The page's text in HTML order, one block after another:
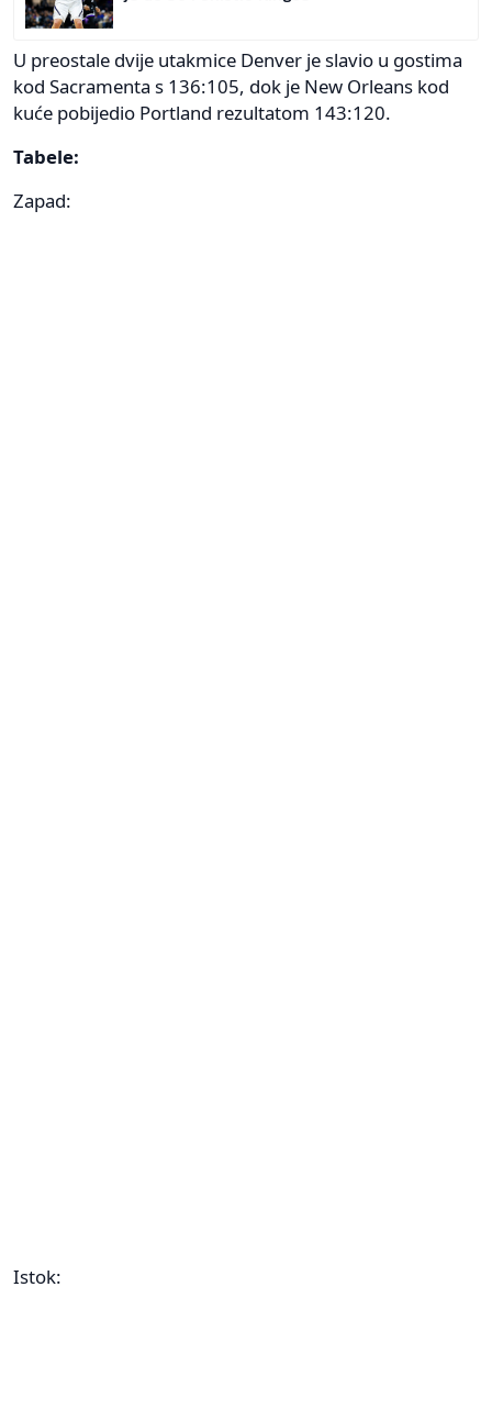
U preostale dvije utakmice Denver je slavio u gostima
kod Sacramenta s 136:105, dok je New Orleans kod
kuće pobijedio Portland rezultatom 143:120.
Tabele:
Zapad:
Istok: